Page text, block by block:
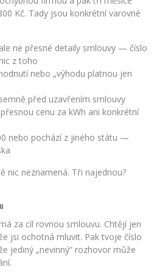
Kč. Tady jsou konkrétní varovné
ne přesné detaily smlouvy — číslo
z toho
nebo „výhodu platnou jen
před uzavřením smlouvy
cenu za kWh ani konkrétní
nebo pochází z jiného státu —
nic neznamená. Tři najednou?
za cíl rovnou smlouvu. Chtějí jen
jsi ochotná mluvit. Pak tvoje číslo
jediný „nevinný“ rozhovor může